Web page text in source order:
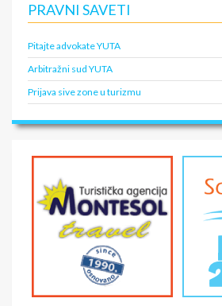
PRAVNI SAVETI
Pitajte advokate YUTA
Arbitražni sud YUTA
Prijava sive zone u turizmu